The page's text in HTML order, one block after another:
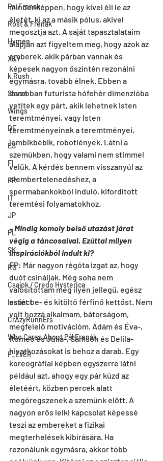
Pal Frenak
Rost & Frenak
Hymen
X&Y
k.Rush
Seven
Wings
DE
ES
FI
FR
IT
JP
PL
SK
RO
Csajok / Credo Hysterica
Instinct
CrAzyRunnErs
Who Cares About Pál Frenák
F_EvER
mindenképpen, hogy kivel éli le az
életét, ki az a másik pólus, akivel
megosztja azt. A saját tapasztalataim
alapján azt figyeltem meg, hogy azok az
emberek, akik párban vannak és
képesek nagyon őszintén rezonálni
egymásra, tovább élnek. Ebben a
darabban futurista hófehér dimenzióba
vetítek egy párt, akik lehetnek Isten
teremtményei, vagy Isten
teremtményeinek a teremtményei,
lombikbébik, robotlények. Látni a
szemükben, hogy valami nem stimmel
velük. A kérdés bennem visszanyúl az
elembertelenedéshez, a
spermabankokból induló, kifordított
teremtési folyamatokhoz.
– Mindig komoly belső utazást járat
végig a táncosaival. Ezúttal milyen
inspirációkból indult ki?
FP: Már nagyon régóta izgat az, hogy
duót csináljak. Még soha nem
valósítottam meg ilyen jellegű, egész
estét be- és kitöltő férfinő kettőst. Nem
volt hozzá alkalmam, bátorságom,
megfelelő motivációm. Ádám és Éva-,
Rómeó és Júlia-, Sámson és Delila-
hivatkozásokat is behoz a darab. Egy
koreográfiai képben egyszerre látni
például azt, ahogy egy pár küzd az
életéért, közben percek alatt
megöregszenek a szemünk előtt. A
nagyon erős lelki kapcsolat képessé
teszi az embereket a fizikai
megterhelések kibírására. Ha
rezonálunk egymásra, akkor több